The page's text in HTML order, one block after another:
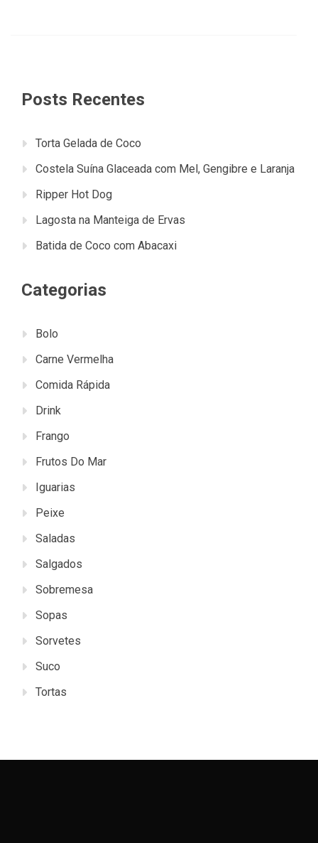
Posts Recentes
Torta Gelada de Coco
Costela Suína Glaceada com Mel, Gengibre e Laranja
Ripper Hot Dog
Lagosta na Manteiga de Ervas
Batida de Coco com Abacaxi
Categorias
Bolo
Carne Vermelha
Comida Rápida
Drink
Frango
Frutos Do Mar
Iguarias
Peixe
Saladas
Salgados
Sobremesa
Sopas
Sorvetes
Suco
Tortas